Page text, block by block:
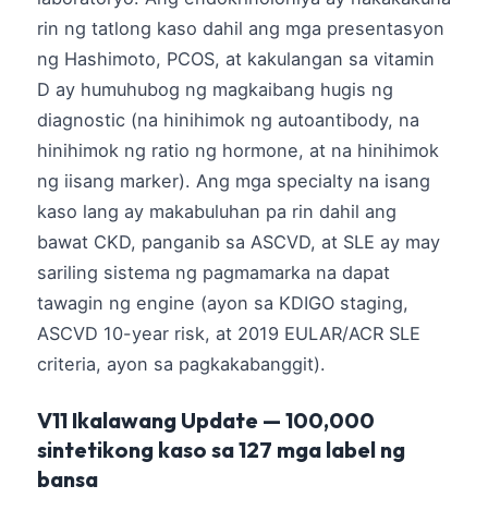
rin ng tatlong kaso dahil ang mga presentasyon
ng Hashimoto, PCOS, at kakulangan sa vitamin
D ay humuhubog ng magkaibang hugis ng
diagnostic (na hinihimok ng autoantibody, na
hinihimok ng ratio ng hormone, at na hinihimok
ng iisang marker). Ang mga specialty na isang
kaso lang ay makabuluhan pa rin dahil ang
bawat CKD, panganib sa ASCVD, at SLE ay may
sariling sistema ng pagmamarka na dapat
tawagin ng engine (ayon sa KDIGO staging,
ASCVD 10-year risk, at 2019 EULAR/ACR SLE
criteria, ayon sa pagkakabanggit).
V11 Ikalawang Update — 100,000
sintetikong kaso sa 127 mga label ng
bansaPolski
한국어
Slovenščina
Shqip
বাংলা
اردو
मराठी
ગુજરાતી
ಕನ್ನಡ
മലയാളം
Bahasa Melayu